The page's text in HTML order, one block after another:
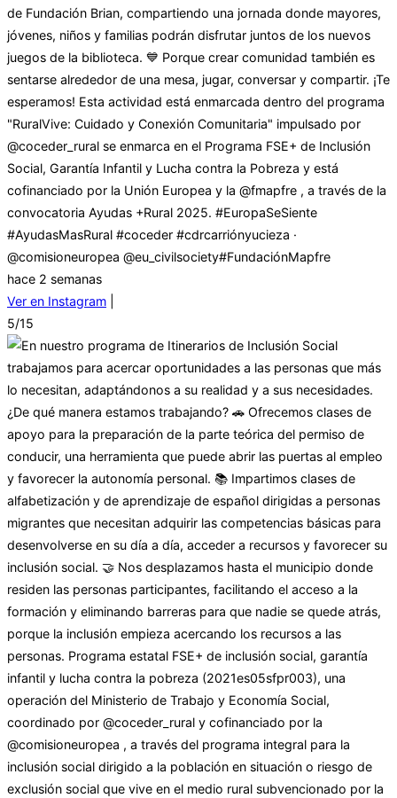
de Fundación Brian, compartiendo una jornada donde mayores,
jóvenes, niños y familias podrán disfrutar juntos de los nuevos
juegos de la biblioteca. 💙 Porque crear comunidad también es
sentarse alrededor de una mesa, jugar, conversar y compartir. ¡Te
esperamos! Esta actividad está enmarcada dentro del programa
"RuralVive: Cuidado y Conexión Comunitaria" impulsado por
@coceder_rural se enmarca en el Programa FSE+ de Inclusión
Social, Garantía Infantil y Lucha contra la Pobreza y está
cofinanciado por la Unión Europea y la @fmapfre , a través de la
convocatoria Ayudas +Rural 2025. #EuropaSeSiente
#AyudasMasRural #coceder #cdrcarriónyucieza ·
@comisioneuropea @eu_civilsociety#FundaciónMapfre
hace 2 semanas
Ver en Instagram
5/15